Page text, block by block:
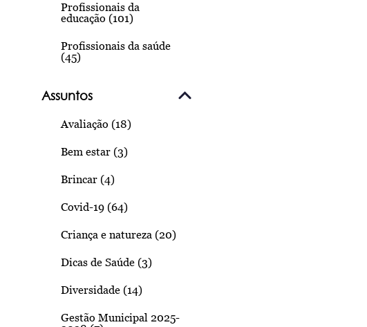
Profissionais da
educação (101)
Profissionais da saúde
(45)
Assuntos
Avaliação (18)
Bem estar (3)
Brincar (4)
Covid-19 (64)
Criança e natureza (20)
Dicas de Saúde (3)
Diversidade (14)
Gestão Municipal 2025-